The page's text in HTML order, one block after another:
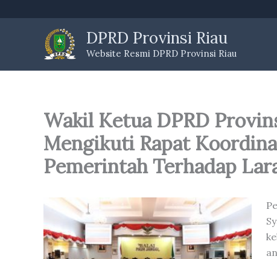
DPRD Provinsi Riau
Website Resmi DPRD Provinsi Riau
Wakil Ketua DPRD
Mengikuti Rapat
Pemerintah Terhadap